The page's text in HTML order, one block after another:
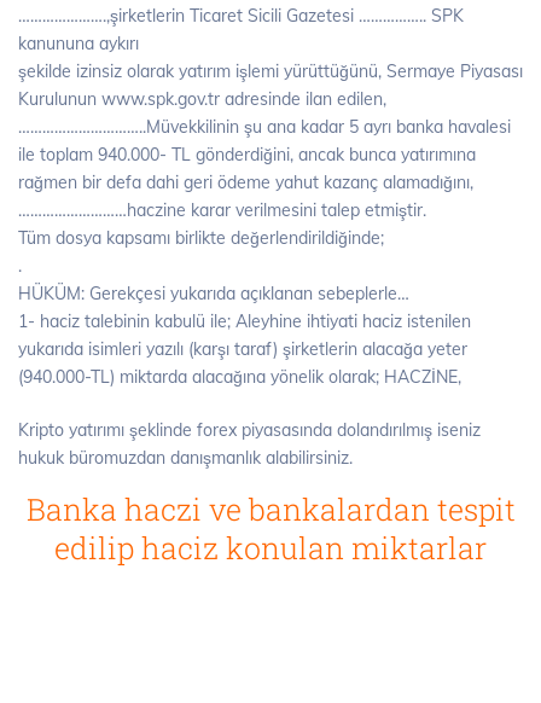
………………….,şirketlerin Ticaret Sicili Gazetesi …………….. SPK
kanununa aykırı
şekilde izinsiz olarak yatırım işlemi yürüttüğünü, Sermaye Piyasası
Kurulunun www.spk.gov.tr adresinde ilan edilen,
…………………………..Müvekkilinin şu ana kadar 5 ayrı banka havalesi
ile toplam 940.000- TL gönderdiğini, ancak bunca yatırımına
rağmen bir defa dahi geri ödeme yahut kazanç alamadığını,
………………………haczine karar verilmesini talep etmiştir.
Tüm dosya kapsamı birlikte değerlendirildiğinde;
.
HÜKÜM: Gerekçesi yukarıda açıklanan sebeplerle…
1- haciz talebinin kabulü ile; Aleyhine ihtiyati haciz istenilen
yukarıda isimleri yazılı (karşı taraf) şirketlerin alacağa yeter
(940.000-TL) miktarda alacağına yönelik olarak; HACZİNE,
Kripto yatırımı şeklinde forex piyasasında dolandırılmış iseniz
hukuk büromuzdan danışmanlık alabilirsiniz.
Banka haczi ve bankalardan tespit
edilip haciz konulan miktarlar